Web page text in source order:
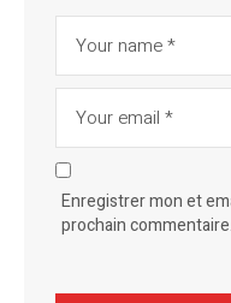
Enregistrer mon et
prochain commentaire.